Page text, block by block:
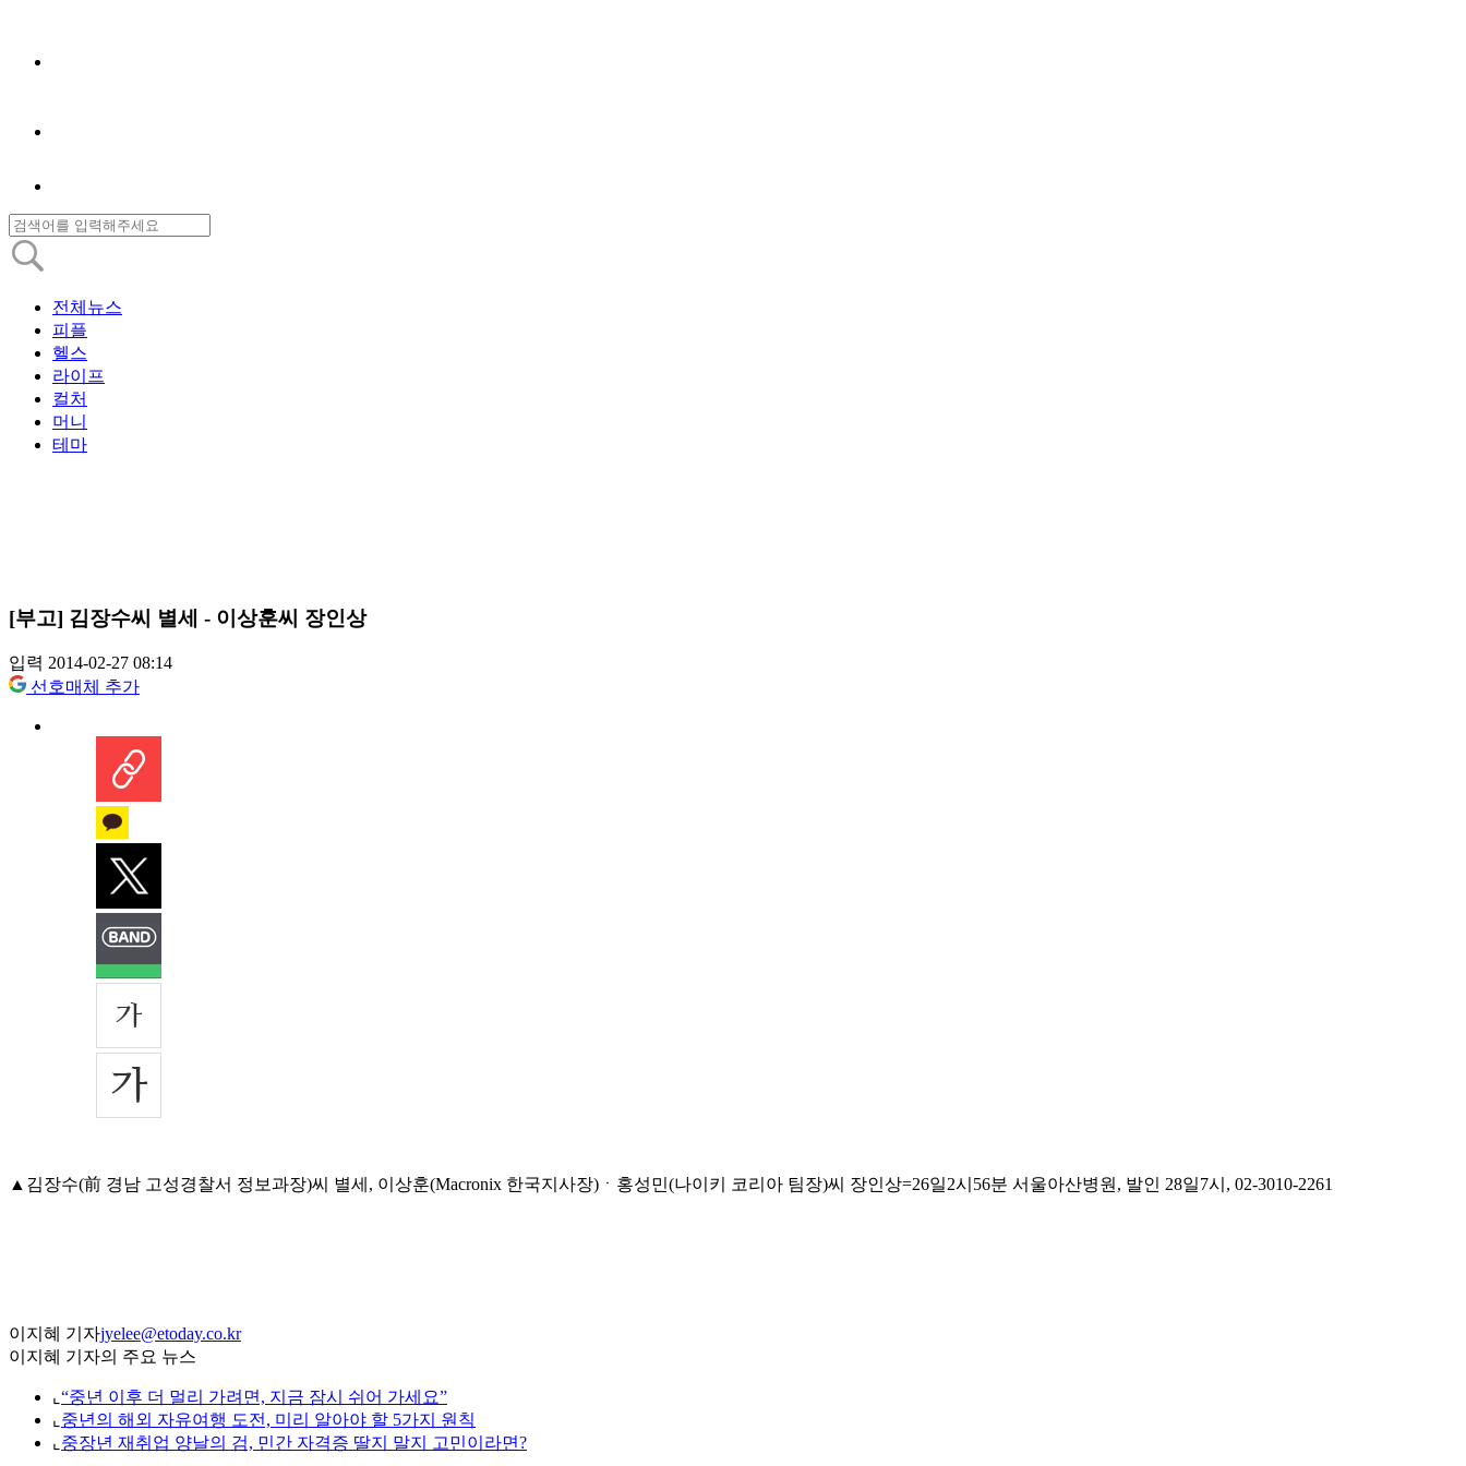
전체뉴스
피플
헬스
라이프
컬처
머니
테마
[부고] 김장수씨 별세 - 이상훈씨 장인상
입력 2014-02-27 08:14
선호매체 추가
▲김장수(前 경남 고성경찰서 정보과장)씨 별세, 이상훈(Macronix 한국지사장)ㆍ홍성민(나이키 코리아 팀장)씨 장인상=26일2시56분 서울아산병원, 발인 28일7시, 02-3010-2261
이지혜 기자jyelee@etoday.co.kr
이지혜 기자의 주요 뉴스
⌞ “중년 이후 더 멀리 가려면, 지금 잠시 쉬어 가세요”
⌞ 중년의 해외 자유여행 도전, 미리 알아야 할 5가지 원칙
⌞ 중장년 재취업 양날의 검, 민간 자격증 딸지 말지 고민이라면?